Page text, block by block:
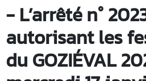
- L’arrêté n°
autorisant les
du GOZIÉVAL